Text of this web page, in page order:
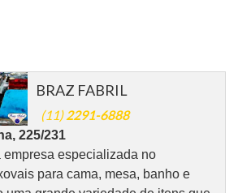
BRAZ FABRIL
(11)2291-6888
225/231
empresa especializada no
para cama, mesa, banho e